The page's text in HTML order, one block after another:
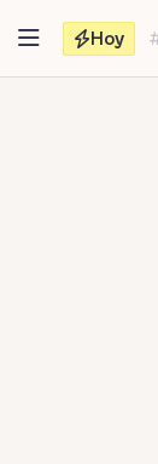
contenido
Hoy